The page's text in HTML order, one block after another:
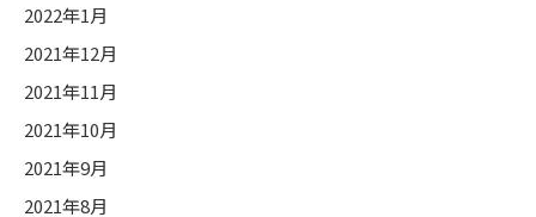
2022年1月
2021年12月
2021年11月
2021年10月
2021年9月
2021年8月